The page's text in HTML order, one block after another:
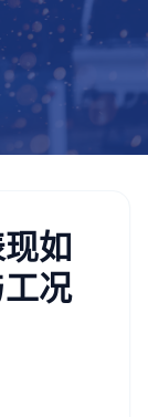
如
况